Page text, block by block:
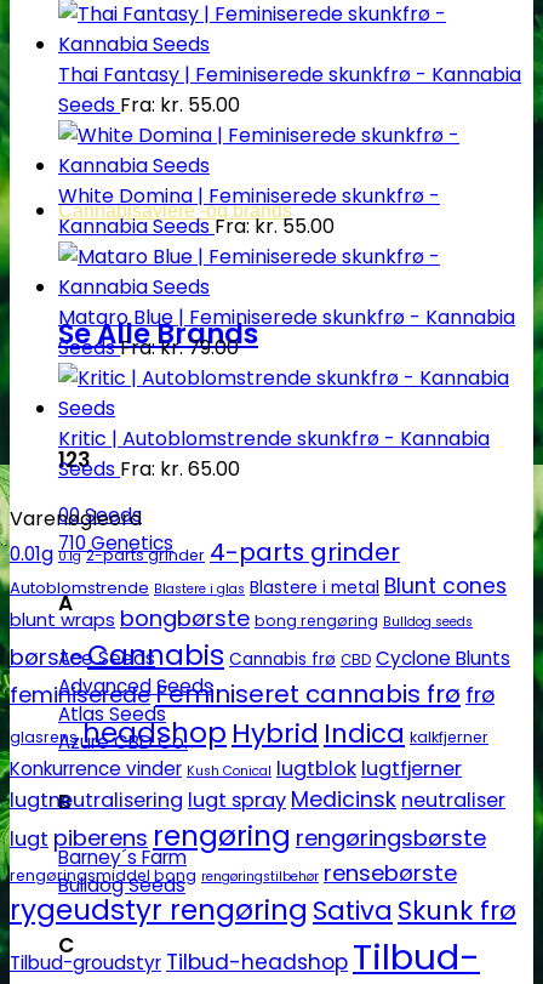
Cannabisavlere -og brands
Se Alle Brands
123
00 Seeds
710 Genetics
A
Ace Seeds
Advanced Seeds
Atlas Seeds
Azure CBD Co.
B
Barney´s Farm
Bulldog Seeds
C
Thai Fantasy | Feminiserede skunkfrø - Kannabia
Seeds Fra: kr. 55.00
White Domina | Feminiserede skunkfrø -
Kannabia SeedsFra:kr.55.00
Mataro Blue | Feminiserede skunkfrø - Kannabia
SeedsFra:kr.79.00
Kritic | Autoblomstrende skunkfrø - Kannabia
Seeds Fra: kr. 65.00
Varenøgleord
0.01g 0.1g 2-parts grinder 4-parts grinder
Autoblomstrende Blastere i glas Blastere i metal Blunt cones
blunt wraps bongbørste bong rengøring Bulldog seeds
børsteCannabis Cannabis frø CBD Cyclone Blunts
feminiseredeFeminiseret cannabis frø frø
glasrens headshop Hybrid Indica kalkfjerner
Konkurrence vinder Kush Conical lugtblok lugtfjerner
lugtneutralisering lugt spray Medicinsk neutraliser
lugt piberens rengøring rengøringsbørste
rengøringsmiddel bong rengøringstilbehør rensebørste
rygeudstyr rengøring Sativa Skunk frø
Tilbud-groudstyr Tilbud-headshop Tilbud-